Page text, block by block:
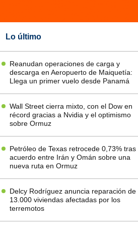
Lo último
Reanudan operaciones de carga y
descarga en Aeropuerto de Maiquetía:
Llega un primer vuelo desde Panamá
Wall Street cierra mixto, con el Dow en
récord gracias a Nvidia y el optimismo
sobre Ormuz
Petróleo de Texas retrocede 0,73% tras
acuerdo entre Irán y Omán sobre una
nueva ruta en Ormuz
Delcy Rodríguez anuncia reparación de
13.000 viviendas afectadas por los
terremotos